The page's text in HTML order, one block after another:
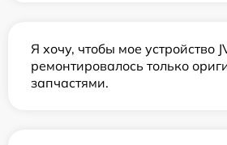
Я хочу, чтобы мое устройство
ремонтировалось только
запчастями.